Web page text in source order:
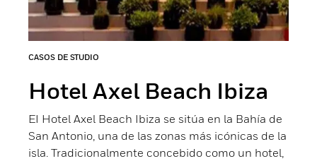
CASOS DE STUDIO
Hotel Axel Beach Ibiza
EI Hotel Axel Beach Ibiza se sitúa en la Bahía de
San Antonio, una de las zonas más icónicas de la
isla. Tradicionalmente concebido como un hotel,